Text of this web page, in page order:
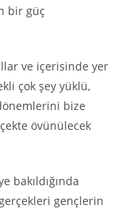
bir güç
ve içerisinde yer
çok şey yüklü,
bize
övünülecek
bakıldığında
gençlerin